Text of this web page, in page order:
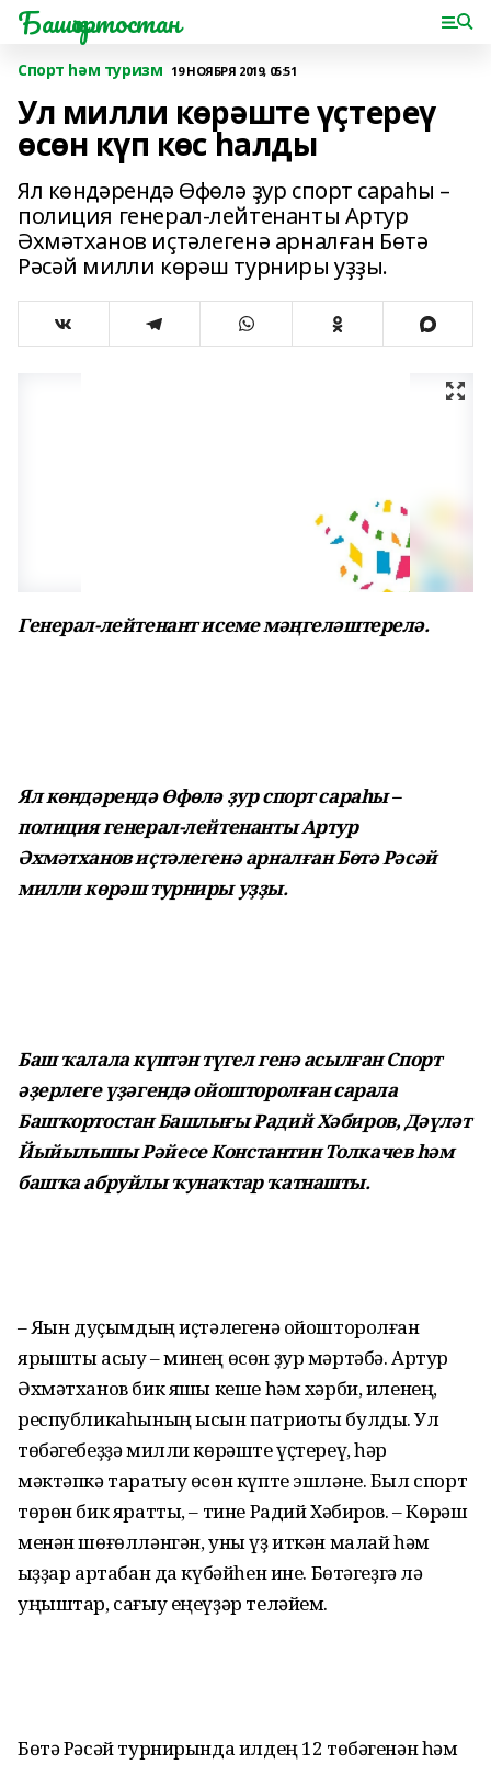
Башҡортостан
Спорт һәм туризм 19 НОЯБРЯ 2019, 05:51
Ул милли көрәште үҫтереү
өсөн күп көс һалды
Ял көндәрендә Өфөлә ҙур спорт сараһы –
полиция генерал-лейтенанты Артур
Әхмәтханов иҫтәлегенә арналған Бөтә
Рәсәй милли көрәш турниры уҙҙы.
Генерал-лейтенант исеме мәңгеләштерелә.
Ял көндәрендә Өфөлә ҙур спорт сараһы –
полиция генерал-лейтенанты Артур
Әхмәтханов иҫтәлегенә арналған Бөтә Рәсәй
милли көрәш турниры уҙҙы.
Баш ҡалала күптән түгел генә асылған Спорт
әҙерлеге үҙәгендә ойошторолған сарала
Башҡортостан Башлығы Радий Хәбиров, Дәүләт
Йыйылышы Рәйесе Константин Толкачев һәм
башҡа абруйлы ҡунаҡтар ҡатнашты.
– Яҡын дуҫымдың иҫтәлегенә ойошторолған
ярышты асыу – минең өсөн ҙур мәртәбә. Артур
Әхмәтханов бик яҡшы кеше һәм хәрби, иленең,
республикаһының ысын патриоты булды. Ул
төбәгебеҙҙә милли көрәште үҫтереү, һәр
мәктәпкә таратыу өсөн күпте эшләне. Был спорт
төрөн бик яратты, – тине Радий Хәбиров. – Көрәш
менән шөғөлләнгән, уны үҙ иткән малай һәм
ҡыҙҙар артабан да күбәйһен ине. Бөтәгеҙгә лә
уңыштар, сағыу еңеүҙәр теләйем.
Бөтә Рәсәй турнирында илдең 12 төбәгенән һәм